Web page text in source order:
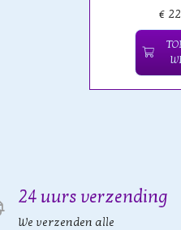
€
24 uurs verzending
We verzenden alle